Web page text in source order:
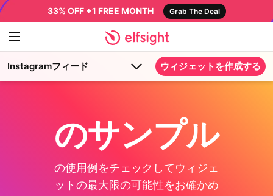
33% OFF +1 FREE MONTH Grab The Deal
Instagramフィード ウィジェットを作成する
のサンプル
の使用例をチェックしてウィジェ
ットの最大限の可能性をお確かめ